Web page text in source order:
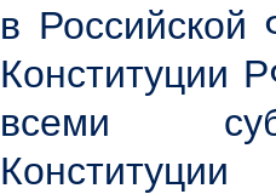
в Российской
Конституции
всеми